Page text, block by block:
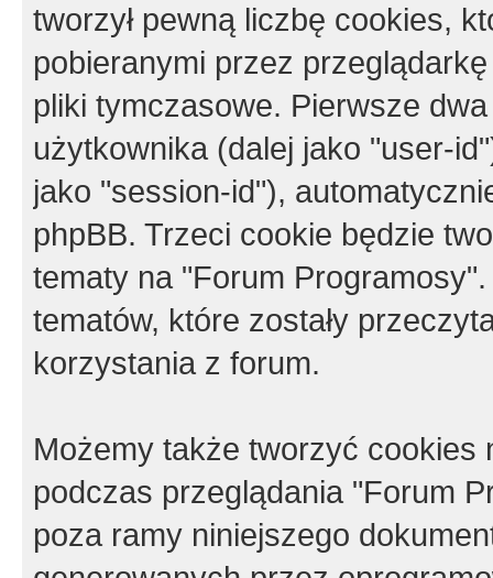
tworzył pewną liczbę cookies,
pobieranymi przez
pliki tymczasowe. Pierwsze
użytkownika (dalej jako "user-
jako "session-id"),
phpBB. Trzeci cookie będzie
tematy na "Forum
tematów, które zostały
korzystania z forum.
Możemy także tworzyć cookies
podczas przeglądania "Forum
poza ramy niniejszego